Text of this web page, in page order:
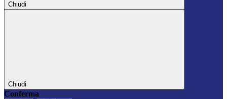
Chiudi
Chiudi
Conferma